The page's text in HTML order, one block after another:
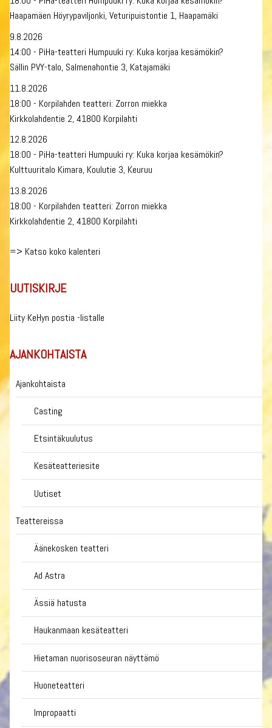
Haapamäen Höyrypaviljonki, Veturipuistontie 1, Haapamäki
9.8.2026
14:00 - PiHa-teatteri Humpuuki ry: Kuka korjaa kesämökin?
Sällin PVY-talo, Salmenahontie 3, Katajamäki
11.8.2026
18:00 - Korpilahden teatteri: Zorron miekka
Kirkkolahdentie 2, 41800 Korpilahti
12.8.2026
18:00 - PiHa-teatteri Humpuuki ry: Kuka korjaa kesämökin?
Kulttuuritalo Kimara, Koulutie 3, Keuruu
13.8.2026
18:00 - Korpilahden teatteri: Zorron miekka
Kirkkolahdentie 2, 41800 Korpilahti
=> Katso koko kalenteri
UUTISKIRJE
Liity KeHyn postia -listalle
AJANKOHTAISTA
Ajankohtaista
Casting
Etsintäkuulutus
Kesäteatteriesite
Uutiset
Teattereissa
Äänekosken teatteri
Ad Astra
Ässiä hatusta
Haukanmaan kesäteatteri
Hietaman nuorisoseuran näyttämö
Huoneteatteri
Impropaatti